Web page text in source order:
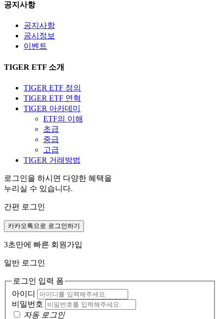
공지사항
공지사항
공시정보
이벤트
TIGER ETF 소개
TIGER ETF 정의
TIGER ETF 연혁
TIGER 아카데미
ETF의 이해
초급
중급
고급
TIGER 거래방법
로그인을 하시면 다양한 혜택을
누리실 수 있습니다.
간편 로그인
카카오톡으로 로그인하기
3초만에 빠른 회원가입
일반 로그인
로그인 입력 폼
아이디
비밀번호
자동 로그인